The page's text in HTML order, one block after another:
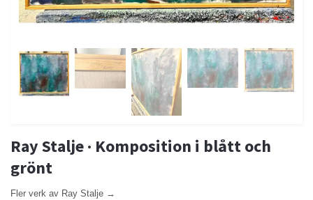
Ray Stalje · Komposition i blått och
grönt
Fler verk av Ray Stalje →